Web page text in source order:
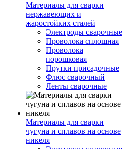
Материалы для сварки
нержавеющих и
жаростойких сталей
Электроды сварочные
Проволока сплошная
Проволока
порошковая
Прутки присадочные
Флюс сварочный
Ленты сварочные
Материалы для сварки
чугуна и сплавов на основе
никеля